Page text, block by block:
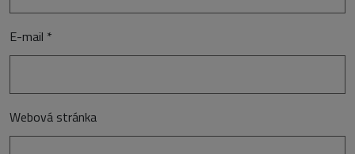
E-mail *
Webová stránka